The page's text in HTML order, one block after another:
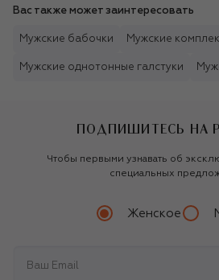
Вас также может заинтересовать
Мужские бабочки Мужские
Мужские однотонные галстуки
ПОДПИШИТЕСЬ НА
Чтобы первыми узнавать об
специальных
Женское